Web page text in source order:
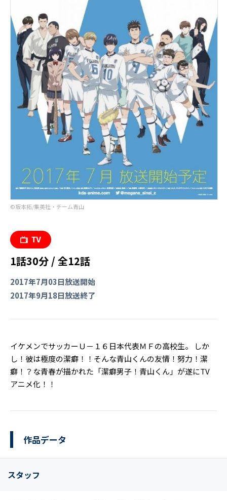
©︎坂本拓/集英社・チーム青山
1話30分 / 全12話
2017年7月03日放送開始
2017年9月18日放送終了
イケメンでサッカーＵ－１６日本代表ＭＦの高校生。 しか
し！彼は極度の潔癖！！そんな青山くんの友情！努力！潔
癖！？な青春が描かれた「潔癖男子！青山くん」が遂にTV
アニメ化！！
作品データ
スタッフ